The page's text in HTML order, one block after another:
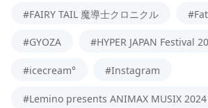
#FAIRY TAIL 魔導士クロニクル
#GYOZA #HYPER JAPAN Festival
#icecream° #Instagram
#Lemino presents ANIMAX MUSIX 2024